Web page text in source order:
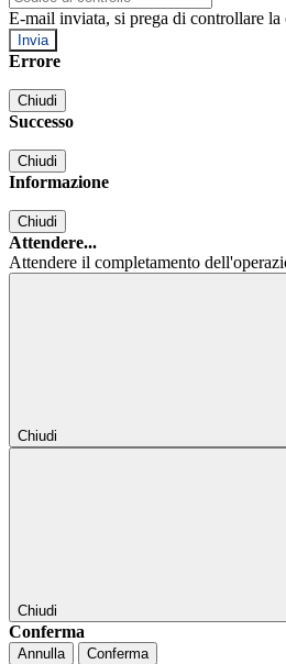
E-mail inviata, si prega di controllare la
Errore
Chiudi
Successo
Chiudi
Informazione
Chiudi
Attendere...
Attendere il completamento
Chiudi
Chiudi
Conferma
Annulla Conferma